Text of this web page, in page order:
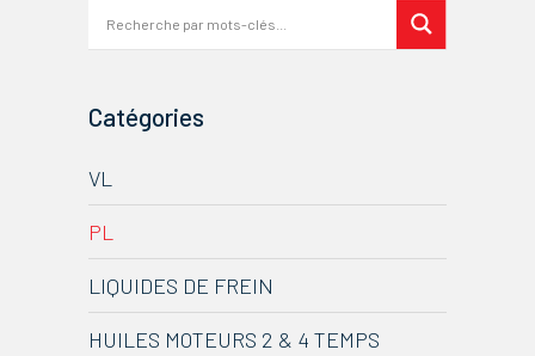
Catégories
VL
PL
LIQUIDES DE FREIN
HUILES MOTEURS 2 & 4 TEMPS